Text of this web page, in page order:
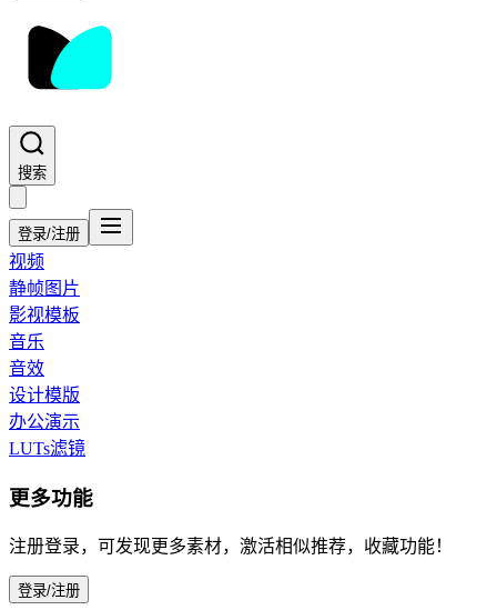
搜索
登录/注册
视频
静帧图片
影视模板
音乐
音效
设计模版
办公演示
LUTs滤镜
更多功能
注册登录，可发现更多素材，激活相似推荐，收藏功能！
登录/注册